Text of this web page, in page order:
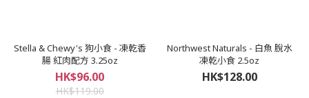
Stella & Chewy's 狗小食 - 凍乾香
腸 紅肉配方 3.25oz
HK$96.00
HK$119.00
Northwest Naturals - 白魚 脫水
凍乾小食 2.5oz
HK$128.00